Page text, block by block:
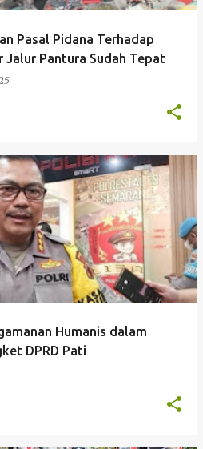
Pasal Pidana Terhadap
Jalur Pantura Sudah Tepat
Humanis dalam
DPRD Pati